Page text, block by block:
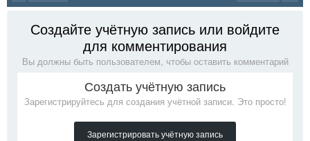
Создайте учётную запись или войдите
для комментирования
Вы должны быть пользователем, чтобы оставить комментарий
Создать учётную запись
Зарегистрируйтесь для создания учётной записи. Это просто!
Зарегистрировать учётную запись